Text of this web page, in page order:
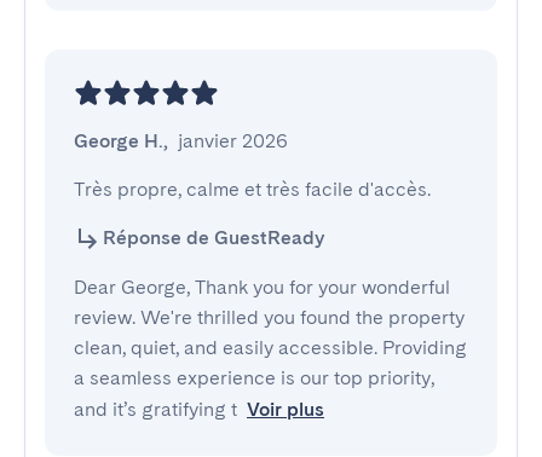
George H., janvier 2026
Très propre, calme et très facile d'accès.
Réponse de GuestReady
Dear George, Thank you for your wonderful
review. We're thrilled you found the property
clean, quiet, and easily accessible. Providing
a seamless experience is our top priority,
and it’s gratifying t Voir plus